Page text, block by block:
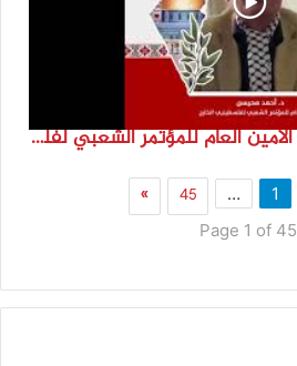
الدكتور احمد محيسن. الامين العام للمؤتمر الشعبي لفلسطينيي الخارج
1
…
45
»
Page 1 of 45